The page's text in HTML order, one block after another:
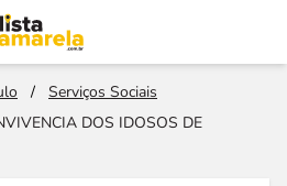
/
Serviços Sociais
DOS IDOSOS DE